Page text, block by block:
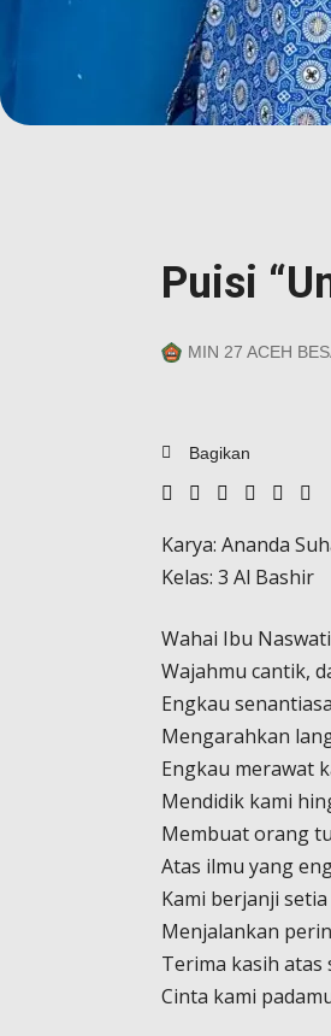
Puisi
MIN 27 ACEH
Bagikan
Karya: Ananda
Kelas: 3 Al Bashir
Wahai Ibu
Wajahmu cantik,
Engkau
Mengarahkan
Engkau merawat
Mendidik kami
Membuat orang
Atas ilmu yang
Kami berjanji
Menjalankan
Terima kasih atas
Cinta kami